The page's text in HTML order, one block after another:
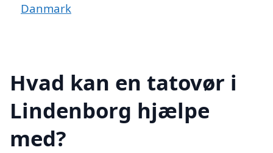
Danmark
Hvad kan en tatovør i
Lindenborg hjælpe
med?